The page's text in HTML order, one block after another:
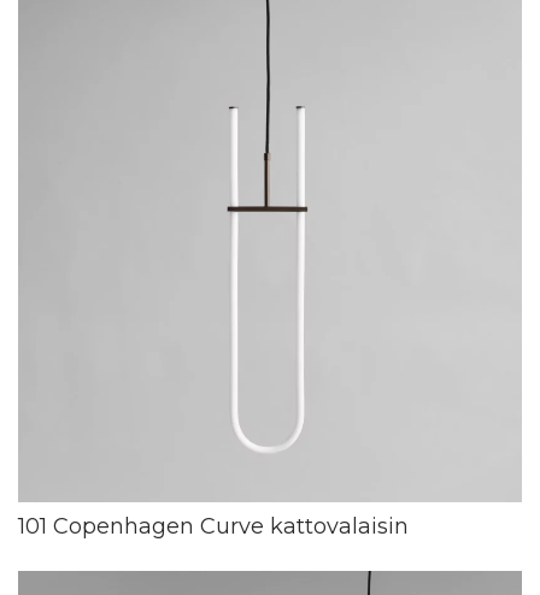
101 Copenhagen Curve kattovalaisin